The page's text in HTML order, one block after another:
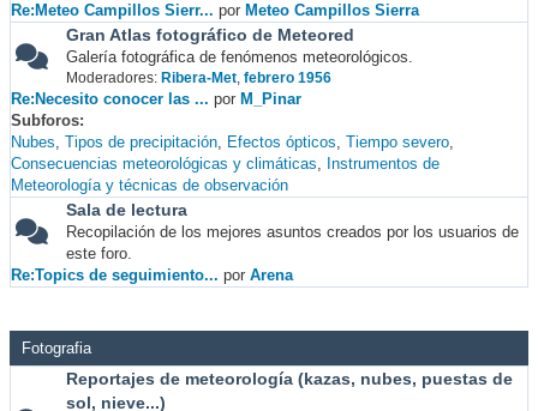
Re:Meteo Campillos Sierr... por Meteo Campillos Sierra
Gran Atlas fotográfico de Meteored
Galería fotográfica de fenómenos meteorológicos.
Moderadores: Ribera-Met, febrero 1956
Re:Necesito conocer las ... por M_Pinar
Subforos
Nubes Tipos de precipitación Efectos ópticos Tiempo severo
Consecuencias meteorológicas y climáticas
Instrumentos de
Meteorología y técnicas de observación
Sala de lectura
Recopilación de los mejores asuntos creados por los usuarios de
este foro.
Re:Topics de seguimiento... por Arena
Fotografia
Reportajes de meteorología (kazas, nubes, puestas de
sol, nieve...)